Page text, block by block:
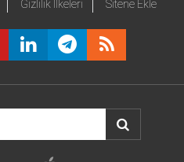
Gizlilik İlkeleri Sitene Ekle